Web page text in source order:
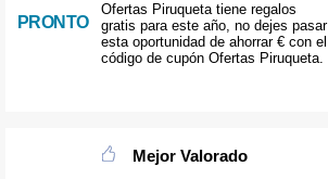
PRONTO
Ofertas Piruqueta tiene regalos
gratis para este año, no dejes pasar
esta oportunidad de ahorrar € con el
código de cupón Ofertas Piruqueta.
Mejor Valorado